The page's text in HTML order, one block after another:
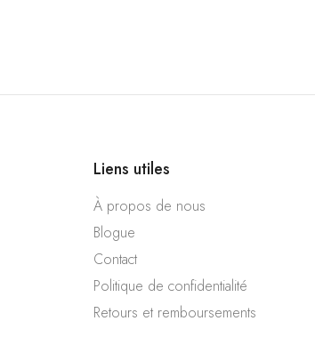
Liens utiles
À propos de nous
Blogue
Contact
Politique de confidentialité
Retours et remboursements